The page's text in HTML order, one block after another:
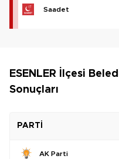
Saadet
ESENLER İlçesi
Sonuçları
PARTİ
AK Parti